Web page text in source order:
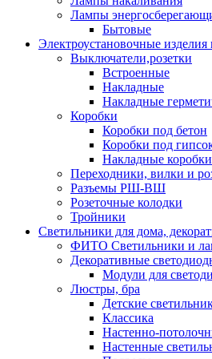
Лампы
Бытовые
Электроустановочные изделия
Выключатели,розетки
Встроенные
Накладные
Накладные
Коробки
Коробки под бетон
Коробки под
Накладные коробки
Переходники, вилки и
Разъемы РШ-ВШ
Розеточные колодки
Тройники
Светильники для дома,
ФИТО Светильники и
Декоративные
Модули для
Люстры, бра
Детские
Классика
Настенно-
Настенные